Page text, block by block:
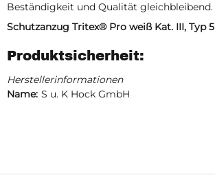
Beständigkeit und Qualität gleichbleibend.
Schutzanzug Tritex® Pro weiß Kat. III, Typ 5
Produktsicherheit:
Herstellerinformationen
Name: S u. K Hock GmbH